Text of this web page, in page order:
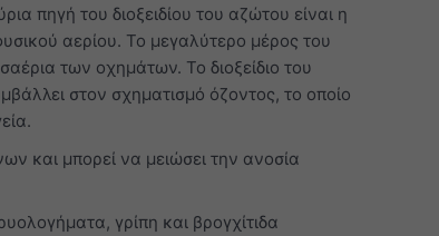
πηγή του διοξειδίου του αζώτου είναι η
αερίου. Το μεγαλύτερο μέρος του
των οχημάτων. Το διοξείδιο του
στον σχηματισμό όζοντος, το οποίο
και μπορεί να μειώσει την ανοσία
γρίπη και βρογχίτιδα